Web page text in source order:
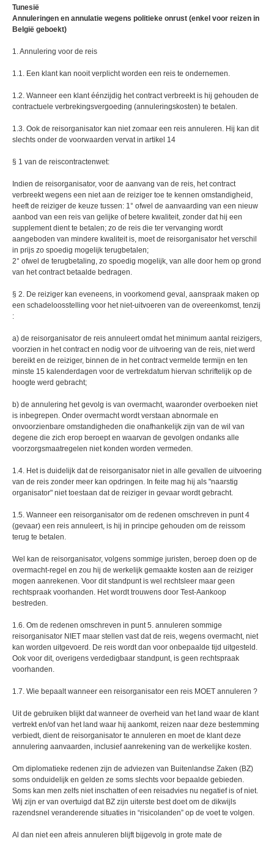
Tunesië
Annuleringen en annulatie wegens politieke onrust (enkel voor reizen in
België geboekt)
1. Annulering voor de reis
1.1. Een klant kan nooit verplicht worden een reis te ondernemen.
1.2. Wanneer een klant éénzijdig het contract verbreekt is hij gehouden de
contractuele verbrekingsvergoeding (annuleringskosten) te betalen.
1.3. Ook de reisorganisator kan niet zomaar een reis annuleren. Hij kan dit
slechts onder de voorwaarden vervat in artikel 14
§ 1 van de reiscontractenwet:
Indien de reisorganisator, voor de aanvang van de reis, het contract
verbreekt wegens een niet aan de reiziger toe te kennen omstandigheid,
heeft de reiziger de keuze tussen: 1° ofwel de aanvaarding van een nieuw
aanbod van een reis van gelijke of betere kwaliteit, zonder dat hij een
supplement dient te betalen; zo de reis die ter vervanging wordt
aangeboden van mindere kwaliteit is, moet de reisorganisator het verschil
in prijs zo spoedig mogelijk terugbetalen;
2° ofwel de terugbetaling, zo spoedig mogelijk, van alle door hem op grond
van het contract betaalde bedragen.
§ 2. De reiziger kan eveneens, in voorkomend geval, aanspraak maken op
een schadeloosstelling voor het niet-uitvoeren van de overeenkomst, tenzij
:
a) de reisorganisator de reis annuleert omdat het minimum aantal reizigers,
voorzien in het contract en nodig voor de uitvoering van de reis, niet werd
bereikt en de reiziger, binnen de in het contract vermelde termijn en ten
minste 15 kalenderdagen voor de vertrekdatum hiervan schriftelijk op de
hoogte werd gebracht;
b) de annulering het gevolg is van overmacht, waaronder overboeken niet
is inbegrepen. Onder overmacht wordt verstaan abnormale en
onvoorzienbare omstandigheden die onafhankelijk zijn van de wil van
degene die zich erop beroept en waarvan de gevolgen ondanks alle
voorzorgsmaatregelen niet konden worden vermeden.
1.4. Het is duidelijk dat de reisorganisator niet in alle gevallen de uitvoering
van de reis zonder meer kan opdringen. In feite mag hij als "naarstig
organisator" niet toestaan dat de reiziger in gevaar wordt gebracht.
1.5. Wanneer een reisorganisator om de redenen omschreven in punt 4
(gevaar) een reis annuleert, is hij in principe gehouden om de reissom
terug te betalen.
Wel kan de reisorganisator, volgens sommige juristen, beroep doen op de
overmacht-regel en zou hij de werkelijk gemaakte kosten aan de reiziger
mogen aanrekenen. Voor dit standpunt is wel rechtsleer maar geen
rechtspraak voorhanden. Het wordt trouwens door Test-Aankoop
bestreden.
1.6. Om de redenen omschreven in punt 5. annuleren sommige
reisorganisator NIET maar stellen vast dat de reis, wegens overmacht, niet
kan worden uitgevoerd. De reis wordt dan voor onbepaalde tijd uitgesteld.
Ook voor dit, overigens verdedigbaar standpunt, is geen rechtspraak
voorhanden.
1.7. Wie bepaalt wanneer een reisorganisator een reis MOET annuleren ?
Uit de gebruiken blijkt dat wanneer de overheid van het land waar de klant
vertrekt en/of van het land waar hij aankomt, reizen naar deze bestemming
verbiedt, dient de reisorganisator te annuleren en moet de klant deze
annulering aanvaarden, inclusief aanrekening van de werkelijke kosten.
Om diplomatieke redenen zijn de adviezen van Buitenlandse Zaken (BZ)
soms onduidelijk en gelden ze soms slechts voor bepaalde gebieden.
Soms kan men zelfs niet inschatten of een reisadvies nu negatief is of niet.
Wij zijn er van overtuigd dat BZ zijn uiterste best doet om de dikwijls
razendsnel veranderende situaties in “risicolanden” op de voet te volgen.
Al dan niet een afreis annuleren blijft bijgevolg in grote mate de